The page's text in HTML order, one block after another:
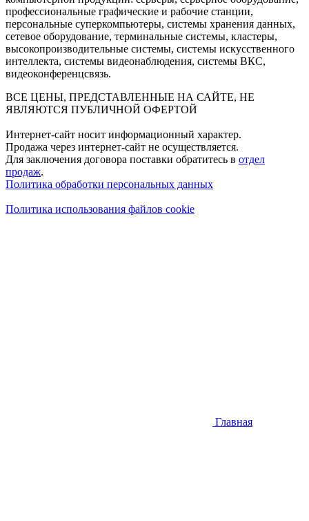
профессиональные графические и рабочие станции,
персональные суперкомпьютеры, системы хранения данных,
сетевое оборудование, терминальные системы, кластеры,
высокопроизводительные системы, системы искусственного
интеллекта, системы видеонаблюдения, системы ВКС,
видеоконференцсвязь.
ВСЕ ЦЕНЫ, ПРЕДСТАВЛЕННЫЕ НА САЙТЕ, НЕ
ЯВЛЯЮТСЯ ПУБЛИЧНОЙ ОФЕРТОЙ
Интернет-сайт носит информационный характер.
Продажа через интернет-сайт не осуществляется.
Для заключения договора поставки обратитесь в отдел
продаж.
Политика обработки персональных данных
Политика использования файлов cookie
Главная